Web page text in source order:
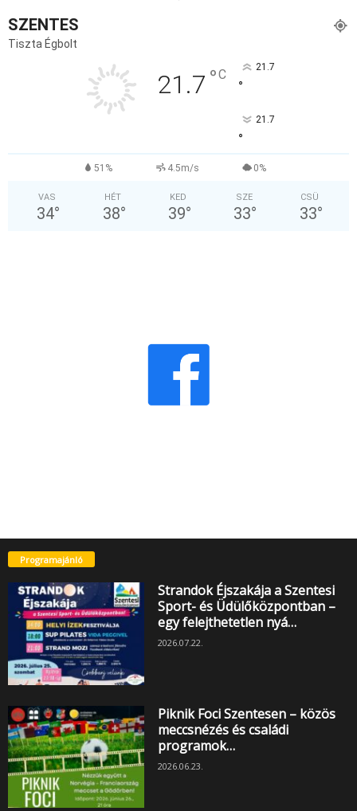
SZENTES
Tiszta Égbolt
21.7 °C 21.7
°
21.7
°
51% 4.5m/s 0%
VAS
34°
HÉT
38°
KED
39°
SZE
33°
CSÜ
33°
Programajánló
Strandok Éjszakája a Szentesi
Sport- és Üdülőközpontban –
egy felejthetetlen nyá…
2026.07.22.
Piknik Foci Szentesen – közös
meccsnézés és családi
programok…
2026.06.23.